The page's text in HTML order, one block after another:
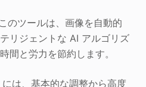
のツールは、画像を自動的
リジェントな AI アルゴリズ
間と労力を節約します。
は、基本的な調整から高度